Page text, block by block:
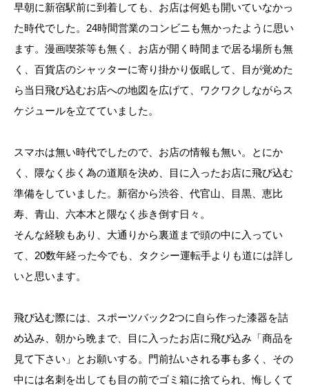
早朝に新宿駅前に到着しても、お店は何処も開いていなかっ
た時代でした。24時間営業のコンビニも無かったように思い
ます。漫画喫茶等も無く、お店が開く時間まで居る場所も無
く、百貨店のシャッターに寄り掛かり仮眠して、目が覚めた
ら当日飛び込むお店への地図を広げて、ワクワクしながらス
ケジュールを立てていました。
スマホは無い時代でしたので、お店の情報も無い。とにか
く、隈なく歩く為の道順を決め、目に入ったお店に飛び込む
準備をしていました。新宿から渋谷、代官山、目黒、恵比
寿、青山、六本木と隈なく歩き倒す日々。
そんな経験もあり、大通りから裏道まで頭の中に入ってい
て、20数年経った今でも、タクシー運転手よりも道には詳し
いと思います。
飛び込む際には、スポーツバック2つに自ら作った漆器を詰
め込み、朝から晩まで、目に入ったお店に飛び込み「商品を
見て下さい」とお願いする。門前払いされる事も多く、その
中には名刺を出しても目の前でゴミ箱に捨てられ、悔しくて